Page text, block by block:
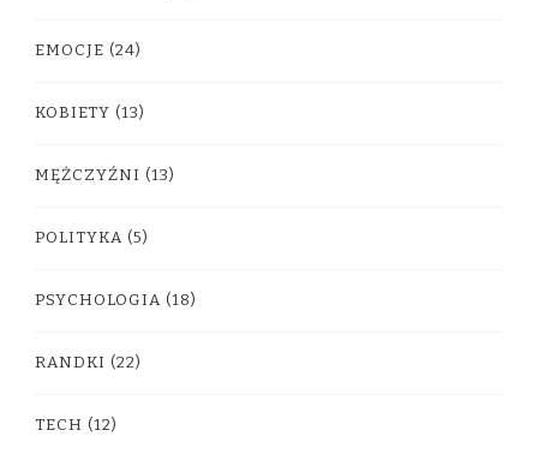
EMOCJE (24)
KOBIETY (13)
MĘŻCZYŹNI (13)
POLITYKA (5)
PSYCHOLOGIA (18)
RANDKI (22)
TECH (12)